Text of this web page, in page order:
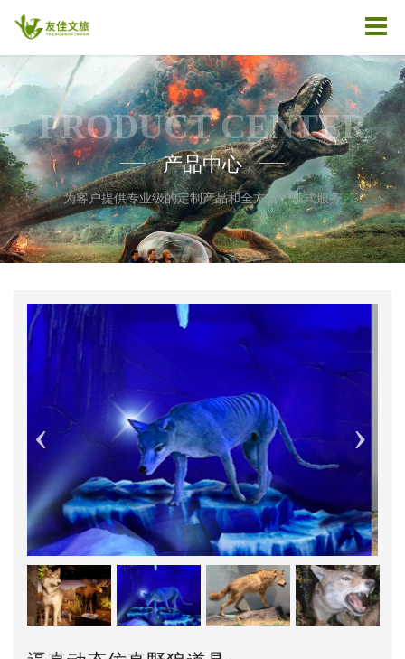
PRODUCT CENTER
—— 产品中心 ——
为客户提供专业级的定制产品和全方位一站式服务